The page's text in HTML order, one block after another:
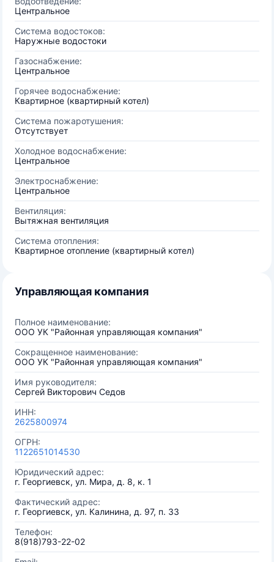
Центральное
Система водостоков:
Наружные водостоки
Газоснабжение:
Центральное
Горячее водоснабжение:
Квартирное (квартирный котел)
Система пожаротушения:
Отсутствует
Холодное водоснабжение:
Центральное
Электроснабжение:
Центральное
Вентиляция:
Вытяжная вентиляция
Система отопления:
Квартирное отопление (квартирный котел)
Управляющая компания
Полное наименование:
ООО УК "Районная управляющая компания"
Сокращенное наименование:
ООО УК "Районная управляющая компания"
Имя руководителя:
Сергей Викторович Седов
ИНН:
2625800974
ОГРН:
1122651014530
Юридический адрес:
г. Георгиевск, ул. Мира, д. 8, к. 1
Фактический адрес:
г. Георгиевск, ул. Калинина, д. 97, п. 33
Телефон:
8(918)793-22-02